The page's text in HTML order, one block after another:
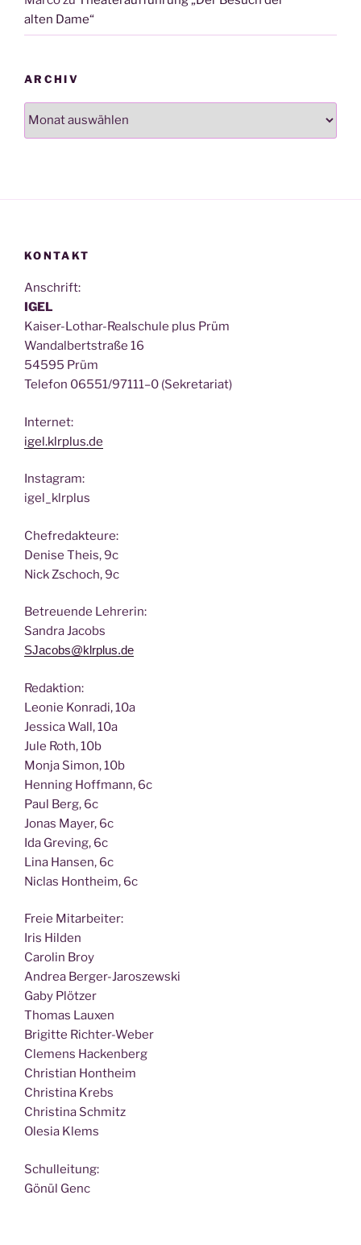
alten Dame“
ARCHIV
Archiv
KONTAKT
Anschrift:
IGEL
Kai­ser-Lothar-Real­schu­le plus Prüm
Wan­dal­bert­stra­ße 16
54595 Prüm
Tele­fon 06551/97111–0 (Sekre­ta­ri­at)
Inter­net:
igel.klrplus.de
Insta­gram:
igel_klrplus
Chef­re­dak­teu­re:
Deni­se Theis, 9c
Nick Zscho­ch, 9c
Betreu­en­de Lehrerin:
San­dra Jacobs
SJacobs@klrplus.de
Redak­ti­on:
Leo­nie Kon­ra­di, 10a
Jes­si­ca Wall, 10a
Jule Roth, 10b
Mon­ja Simon, 10b
Hen­ning Hoff­mann, 6c
Paul Berg, 6c
Jonas May­er, 6c
Ida Gre­ving, 6c
Lina Han­sen, 6c
Nic­las Hont­heim, 6c
Freie Mit­ar­bei­ter:
Iris Hilden
Caro­lin Broy
Andrea Berger-Jaroszewski
Gaby Plötzer
Tho­mas Lauxen
Bri­git­te Richter-Weber
Cle­mens Hackenberg
Chris­ti­an Hontheim
Chris­ti­na Krebs
Chris­ti­na Schmitz
Ole­sia Klems
Schul­lei­tung:
Gönül Genc